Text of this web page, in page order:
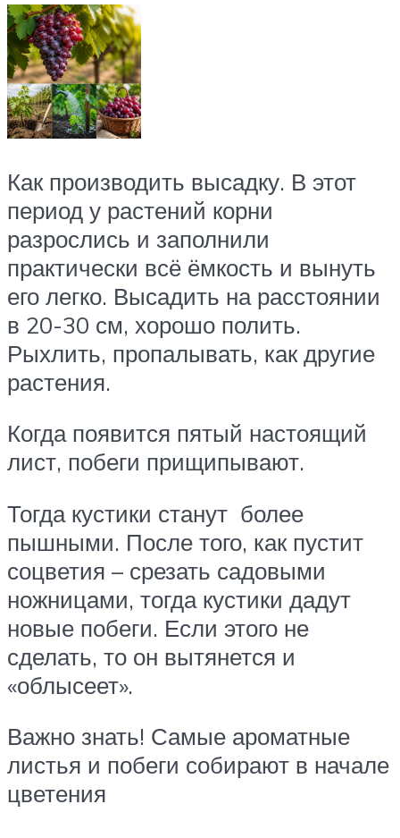
Как производить высадку. В этот
период у растений корни
разрослись и заполнили
практически всё ёмкость и вынуть
его легко. Высадить на расстоянии
в 20-30 см, хорошо полить.
Рыхлить, пропалывать, как другие
растения.
Когда появится пятый настоящий
лист, побеги прищипывают.
Тогда кустики станут более
пышными. После того, как пустит
соцветия – срезать садовыми
ножницами, тогда кустики дадут
новые побеги. Если этого не
сделать, то он вытянется и
«облысеет».
Важно знать! Самые ароматные
листья и побеги собирают в начале
цветения